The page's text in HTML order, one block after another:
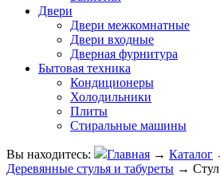
Двери
Двери межкомнатные
Двери входные
Дверная фурнитура
Бытовая техника
Кондиционеры
Холодильники
Плиты
Стиральные машины
Вы находитесь: Главная → Каталог
Деревянные стулья и табуреты →